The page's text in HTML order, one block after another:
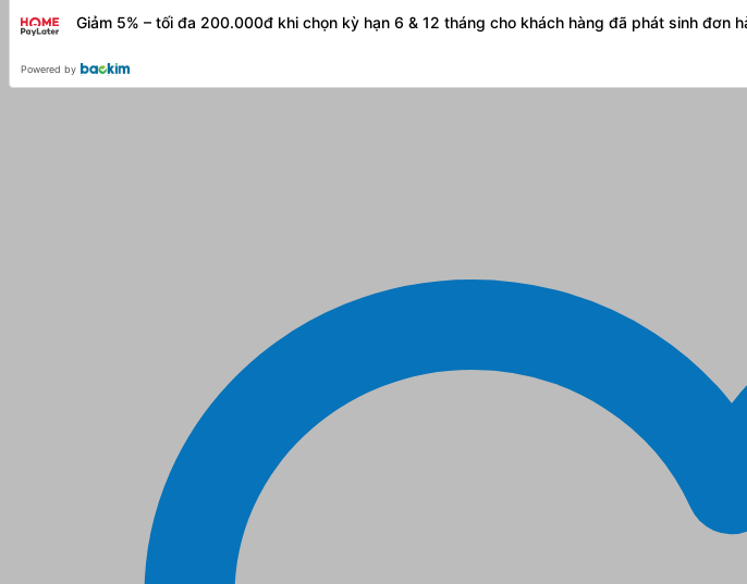
Giảm 5% – tối đa 200.000đ khi chọn kỳ hạn 6 & 12 tháng cho khách hàng đã phát sinh đơn
Powered by